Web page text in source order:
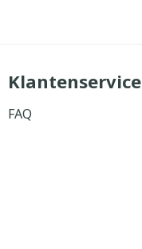
Klantenservice
FAQ